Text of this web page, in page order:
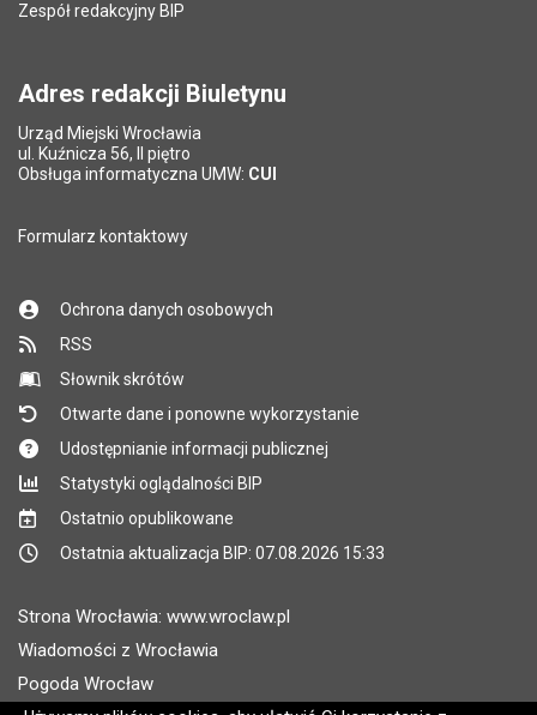
Zespół redakcyjny BIP
Adres redakcji Biuletynu
Urząd Miejski Wrocławia
ul. Kuźnicza 56, II piętro
Obsługa informatyczna UMW: CUI
Formularz kontaktowy
Ochrona danych osobowych
RSS
Słownik skrótów
Otwarte dane i ponowne wykorzystanie
Udostępnianie informacji publicznej
Statystyki oglądalności BIP
Ostatnio opublikowane
Ostatnia aktualizacja BIP: 07.08.2026 15:33
Strona Wrocławia: www.wroclaw.pl
Wiadomości z Wrocławia
Pogoda Wrocław